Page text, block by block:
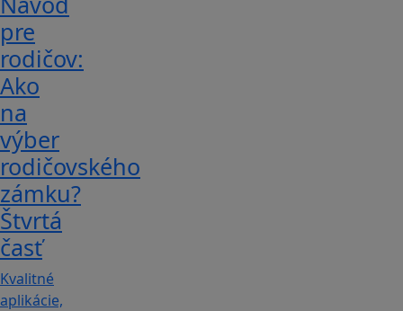
pre
rodičov:
Ako
na
výber
rodičovského
zámku?
Štvrtá
časť
Kvalitné
aplikácie,